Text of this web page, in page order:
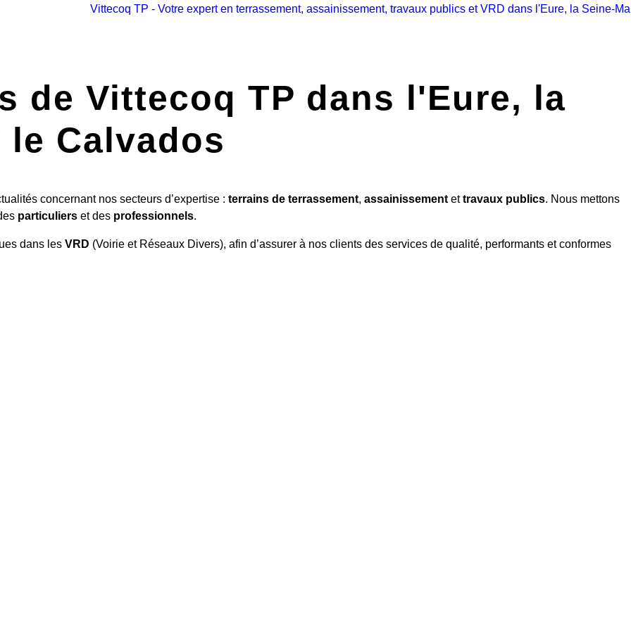
de Vittecoq TP dans l'Eure, la
Calvados
concernant nos secteurs d’expertise : terrains de terrassement, assainissement ettravaux publics. Nous mettons
particuliers et des professionnels.
dans les VRD (Voirie et Réseaux Divers), afin d’assurer à nos clients des services de qualité, performants et conformes